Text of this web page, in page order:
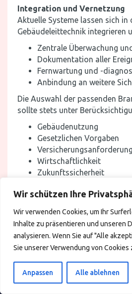
Wir schützen Ihre
Wir verwenden Cookies, um Ihr
Inhalte zu präsentieren und unseren
analysieren. Wenn Sie auf "Alle
Sie unserer Verwendung von Cookies
Anpassen Alle ablehnen
Integration und Vernetzung
Aktuelle Systeme lassen sich in
Gebäudeleittechnik integrieren
Zentrale Überwachung
Dokumentation aller
Fernwartung und -
Anbindung an weitere
Die Auswahl der passenden
sollte stets unter
Gebäudenutzung
Gesetzlichen Vorgaben
Wirtschaftlichkeit
Zukunftssicherheit